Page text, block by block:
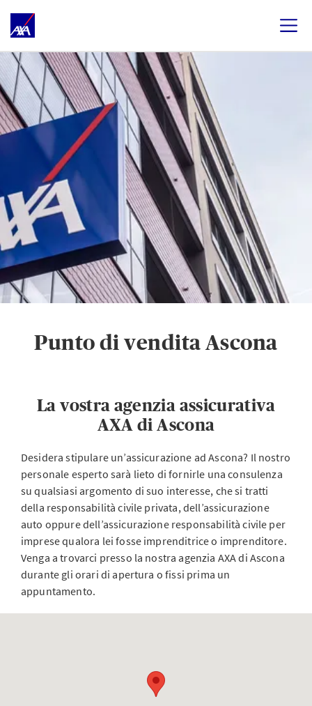
Punto di vendita Ascona
La vostra agenzia assicurativa
AXA di Ascona
Desidera stipulare un’assicurazione ad Ascona? Il nostro
personale esperto sarà lieto di fornirle una consulenza
su qualsiasi argomento di suo interesse, che si tratti
della responsabilità civile privata, dell’assicurazione
auto oppure dell’assicurazione responsabilità civile per
imprese qualora lei fosse imprenditrice o imprenditore.
Venga a trovarci presso la nostra agenzia AXA di Ascona
durante gli orari di apertura o fissi prima un
appuntamento.